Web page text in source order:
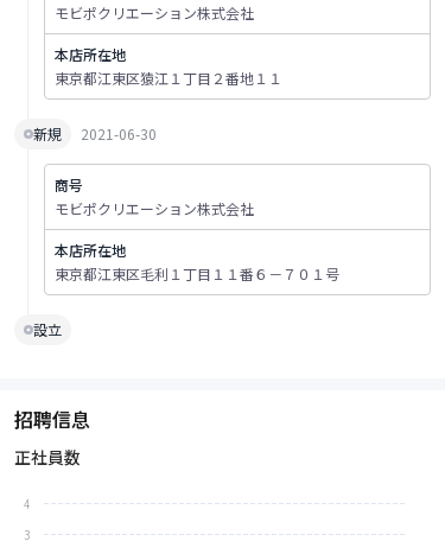
モビポクリエーション株式会社
本店所在地
東京都江東区猿江１丁目２番地１１
新規 2021-06-30
商号
モビポクリエーション株式会社
本店所在地
東京都江東区毛利１丁目１１番６－７０１号
設立
招聘信息
正社員数
3
4